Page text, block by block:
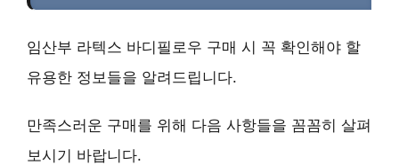
임산부 라텍스 바디필로우 구매 시 꼭 확인해야 할
유용한 정보들을 알려드립니다.
만족스러운 구매를 위해 다음 사항들을 꼼꼼히 살펴
보시기 바랍니다.